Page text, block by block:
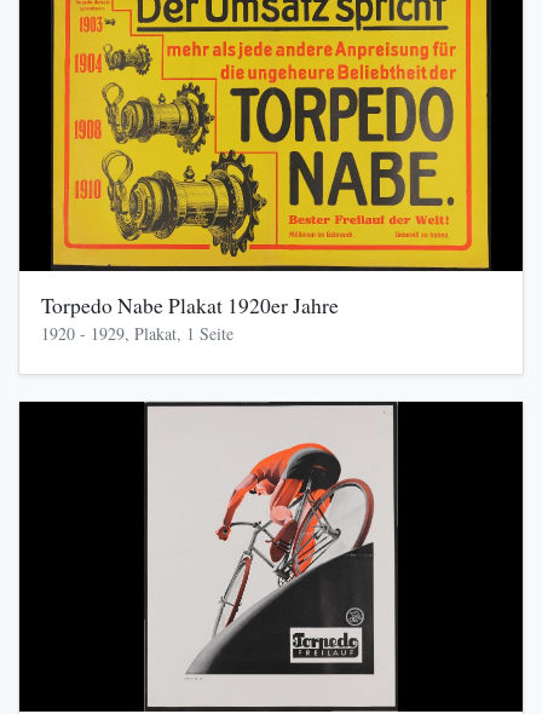
Torpedo Nabe Plakat 1920er Jahre
1920 - 1929, Plakat, 1 Seite